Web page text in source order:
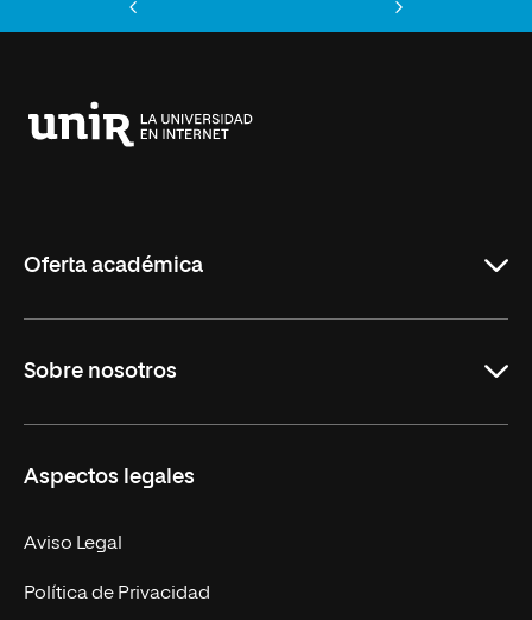
Oferta académica
Másteres Oficiales
Másteres Propios
Doctorados
Experto Universitario
Postgrados
Sobre nosotros
Facultades
Nuestro Equipo
Trabaja en UNIR
Aspectos legales
Aviso Legal
Política de Privacidad